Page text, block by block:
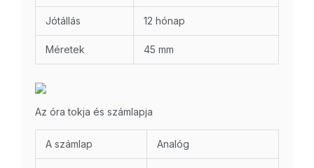
Jótállás 12 hónap
Méretek 45 mm
Az óra tokja és számlapja
A számlap Analóg